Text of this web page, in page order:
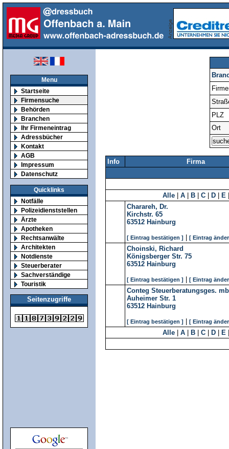
Menu
Startseite
Firmensuche
Behörden
Branchen
Ihr Firmeneintrag
Adressbücher
Kontakt
AGB
Impressum
Datenschutz
Quicklinks
Notfälle
Polizeidienststellen
Ärzte
Apotheken
Rechtsanwälte
Architekten
Notdienste
Steuerberater
Sachverständige
Touristik
Seitenzugriffe
PLZ
Ort
Info Firma
Alle A B C D E
Charareh, Dr.
Kirchstr. 65
63512 Hainburg
[ Eintrag bestätigen ] [ Eintrag
Choinski, Richard
Königsberger Str. 75
63512 Hainburg
[ Eintrag bestätigen ] [ Eintrag
Conteg Steuerberatungsges.
Auheimer Str. 1
63512 Hainburg
[ Eintrag bestätigen ] [ Eintrag
Alle A B C D E